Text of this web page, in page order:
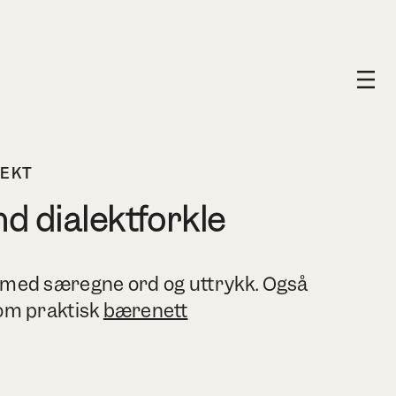
dialektforkle
særegne ord og uttrykk. Også
praktisk bærenett